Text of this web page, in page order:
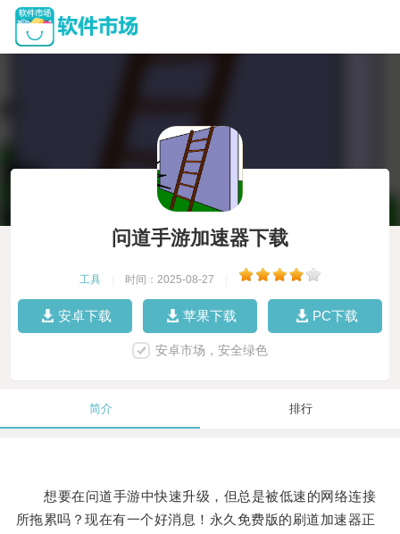
问道手游加速器下载
工具 时间：2025-08-27
安卓下载 苹果下载 PC下载
安卓市场，安全绿色
简介 排行
想要在问道手游中快速升级，但总是被低速的网络连接
所拖累吗？现在有一个好消息！永久免费版的刷道加速器正